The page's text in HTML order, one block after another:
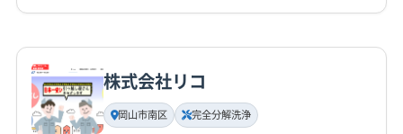
公式HP
公式サイトを見る
基本情報
代表者名
阿部祥吾
株式会社リコ
岡山市南区 完全分解洗浄